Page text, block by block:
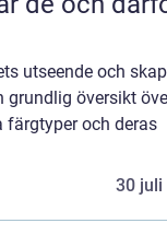
utseende och
grundlig översikt
färgtyper och deras
30 juli